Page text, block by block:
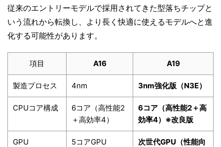
従来のエントリーモデルで採用されてきた型落ちチップと
いう流れから転換し、より長く快適に使えるモデルへと進
化する可能性があります。
項目 A16 A19
製造プロセス 4nm 3nm強化版（N3E）
CPUコア構成
6コア（高性能2
＋高効率4）
6コア（高性能2＋高
効率4）※改良版
GPU 5コアGPU
次世代GPU（性能向